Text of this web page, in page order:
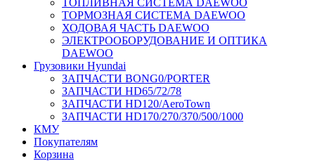
ТОРМОЗНАЯ СИСТЕМА DAEWOO
ХОДОВАЯ ЧАСТЬ DAEWOO
ЭЛЕКТРООБОРУДОВАНИЕ И ОПТИКА
DAEWOO
Грузовики Hyundai
ЗАПЧАСТИ BONG0/PORTER
ЗАПЧАСТИ HD65/72/78
ЗАПЧАСТИ HD120/AeroTown
ЗАПЧАСТИ HD170/270/370/500/1000
КМУ
Покупателям
Корзина